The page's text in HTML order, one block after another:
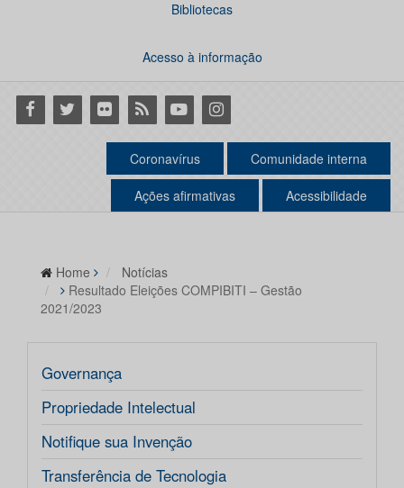
Bibliotecas
Acesso à informação
Facebook
Twitter Flickr RSS YoutubeInstagram
Coronavírus Comunidade interna
Ações afirmativas Acessibilidade
Home
Notícias
Resultado Eleições COMPIBITI – Gestão
2021/2023
Governança
Propriedade Intelectual
Notifique sua Invenção
Transferência de Tecnologia